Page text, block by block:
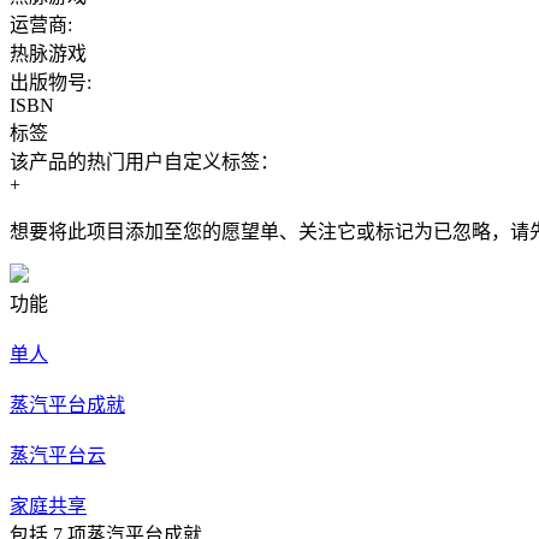
运营商:
热脉游戏
出版物号:
ISBN
标签
该产品的热门用户自定义标签：
+
想要将此项目添加至您的愿望单、关注它或标记为已忽略，请
功能
单人
蒸汽平台成就
蒸汽平台云
家庭共享
包括 7 项蒸汽平台成就